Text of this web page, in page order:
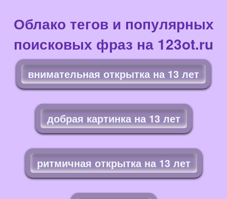
Облако тегов и популярных
поисковых фраз на 123ot.ru
внимательная открытка на 13 лет
добрая картинка на 13 лет
ритмичная открытка на 13 лет